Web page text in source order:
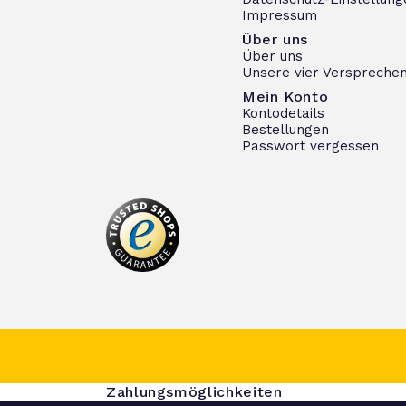
Impressum
Über uns
Über uns
Unsere vier
Mein Konto
Kontodetails
Bestellungen
Passwort vergessen
Zahlungsmöglichkeiten